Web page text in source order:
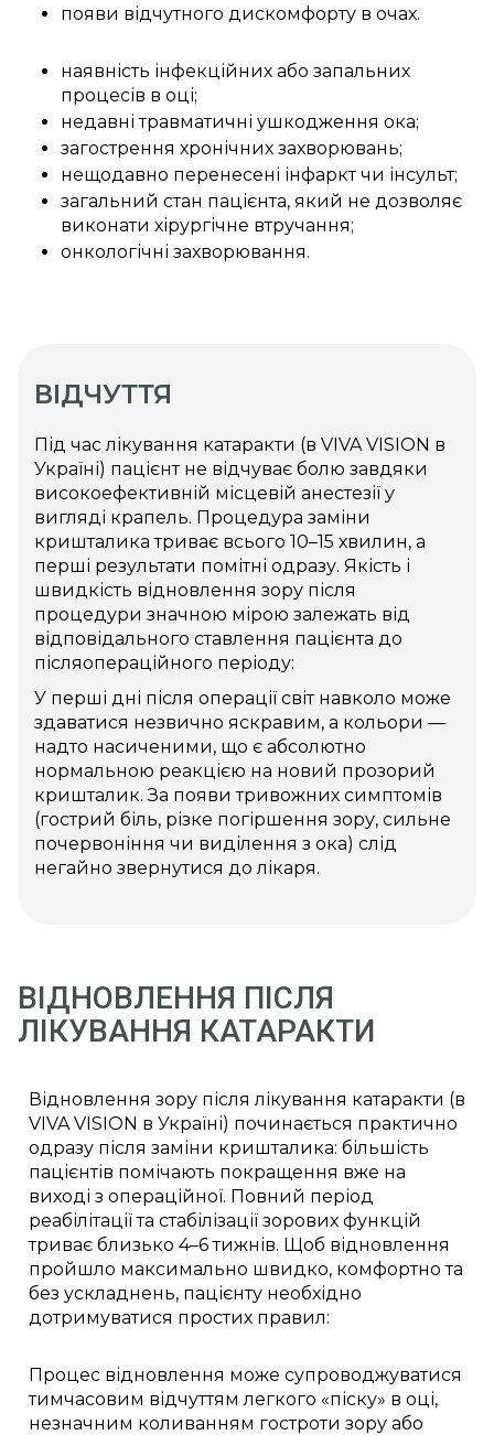
Факоемульсифікація катаракти з
(SN6AT2) (Alcon, США)
Факоемульсифікація катаракти з
імплантацією ІОЛ Acry Sof
(SN6AT3) (Alcon, США)
40 290 грн
Факоемульсифікація катаракти з
імплантацією ІОЛ Acry Sof
(SN6AT4) (Alcon, США)
46 890 грн
імплантацією PANOPTIX NATURAL
лінза Acry Sof для корекції
пресбіопії (TFNT00) (Alcon, США)
Факоемульсифікація катаракти з
імплантацією PANOPTIX
NATURAL лінза Acry Sof для
корекції пресбіопії (TFNT20)
(Alcon, США)
86 490 грн
Факоемульсифікація катаракти з
імплантацією PANOPTIX NATURAL
лінза Acry Sof для корекції
пресбіопії (TFNT30) (Alcon, США)
96 590 грн
Факоемульсифікація катаракти з
імплантацією PANOPTIX
NATURAL лінза Acry Sof для
корекції пресбіопії (TFNT40-60)
(Alcon, США)
103 190 грн
Факоемульсифікація катаракти з
імплантацією ІОЛ AcrySofTM IQ
VivityTM (DFT015) (Alcon, США)
72 790 грн
Факоемульсифікація катаракти з
імплантацією ІОЛ AcrySofTM IQ
VivityTM (DFT315) (Alcon, США)
Факоемульсифікація катаракти з
імплантацією ІОЛ AcrySofTM IQ
VivityTM (DFT415,515,615) (Alcon,
США)
109 790 грн
Факоемульсифікація катаракти з
імплантацією ІОЛ ADAPT-AO
Akreos (Bausch &Lomb, США)
34 790 грн
Факоемульсифікація катаракти з
імплантацією ІОЛ Tecnis Eyhance
ICB00 / Tecnis Eyhance (в
Johnson, США)
46 090 грн
Факоемульсифікація катаракти з
56 190 грн
появи відчутного дискомфорту в очах.
наявність інфекційних або запальних
процесів в оці;
недавні травматичні ушкодження ока;
загострення хронічних захворювань;
нещодавно перенесені інфаркт чи інсульт;
загальний стан пацієнта, який не дозволяє
виконати хірургічне втручання;
онкологічні захворювання.
ВІДЧУТТЯ
Під час лікування катаракти (в VIVA VISION в
Україні) пацієнт не відчуває болю завдяки
високоефективній місцевій анестезії у
вигляді крапель. Процедура заміни
кришталика триває всього 10–15 хвилин, а
перші результати помітні одразу. Якість і
швидкість відновлення зору після
процедури значною мірою залежать від
відповідального ставлення пацієнта до
післяопераційного періоду:
У перші дні після операції світ навколо може
здаватися незвично яскравим, а кольори —
надто насиченими, що є абсолютно
нормальною реакцією на новий прозорий
кришталик. За появи тривожних симптомів
(гострий біль, різке погіршення зору, сильне
почервоніння чи виділення з ока) слід
негайно звернутися до лікаря.
ВІДНОВЛЕННЯ ПІСЛЯ
ЛІКУВАННЯ КАТАРАКТИ
Відновлення зору після лікування катаракти (в
VIVA VISION в Україні) починається практично
одразу після заміни кришталика: більшість
пацієнтів помічають покращення вже на
виході з операційної. Повний період
реабілітації та стабілізації зорових функцій
триває близько 4–6 тижнів. Щоб відновлення
пройшло максимально швидко, комфортно та
без ускладнень, пацієнту необхідно
дотримуватися простих правил:
Процес відновлення може супроводжуватися
тимчасовим відчуттям легкого «піску» в оці,
незначним коливанням гостроти зору або